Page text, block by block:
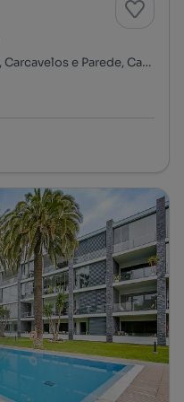
Avenida Gago Coutinho, Parede, Carcavelos e Parede, Cascais, Lisboa